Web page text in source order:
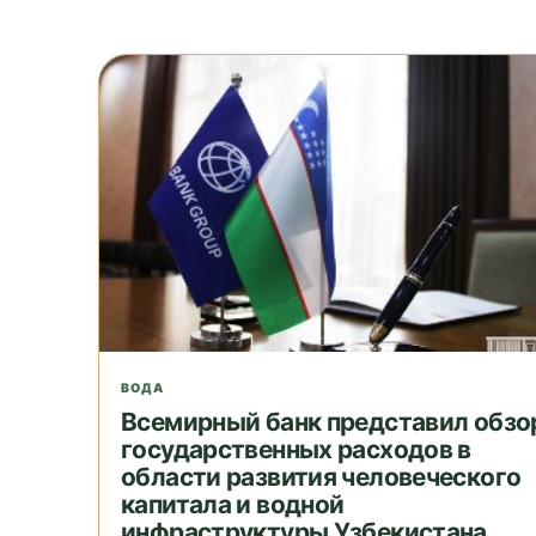
ВОДА
Всемирный банк представил
государственных расходов в
области развития человеческого
капитала и водной